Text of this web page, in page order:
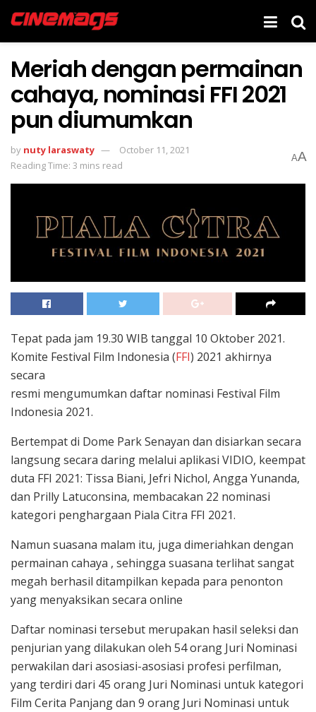
Meriah dengan permainan
cahaya, nominasi FFI 2021
pun diumumkan
by nuty laraswaty
October 11, 2021
Reading Time: 3 mins read
AA
Tepat pada jam 19.30 WIB tanggal 10 Oktober 2021.
Komite Festival Film Indonesia (FFI) 2021 akhirnya
secara
resmi mengumumkan daftar nominasi Festival Film
Indonesia 2021.
Bertempat di Dome Park Senayan dan disiarkan secara
langsung secara daring melalui aplikasi VIDIO, keempat
duta FFI 2021: Tissa Biani, Jefri Nichol, Angga Yunanda,
dan Prilly Latuconsina, membacakan 22 nominasi
kategori penghargaan Piala Citra FFI 2021.
Namun suasana malam itu, juga dimeriahkan dengan
permainan cahaya , sehingga suasana terlihat sangat
megah berhasil ditampilkan kepada para penonton
yang menyaksikan secara online
Daftar nominasi tersebut merupakan hasil seleksi dan
penjurian yang dilakukan oleh 54 orang Juri Nominasi
perwakilan dari asosiasi-asosiasi profesi perfilman,
yang terdiri dari 45 orang Juri Nominasi untuk kategori
Film Cerita Panjang dan 9 orang Juri Nominasi untuk